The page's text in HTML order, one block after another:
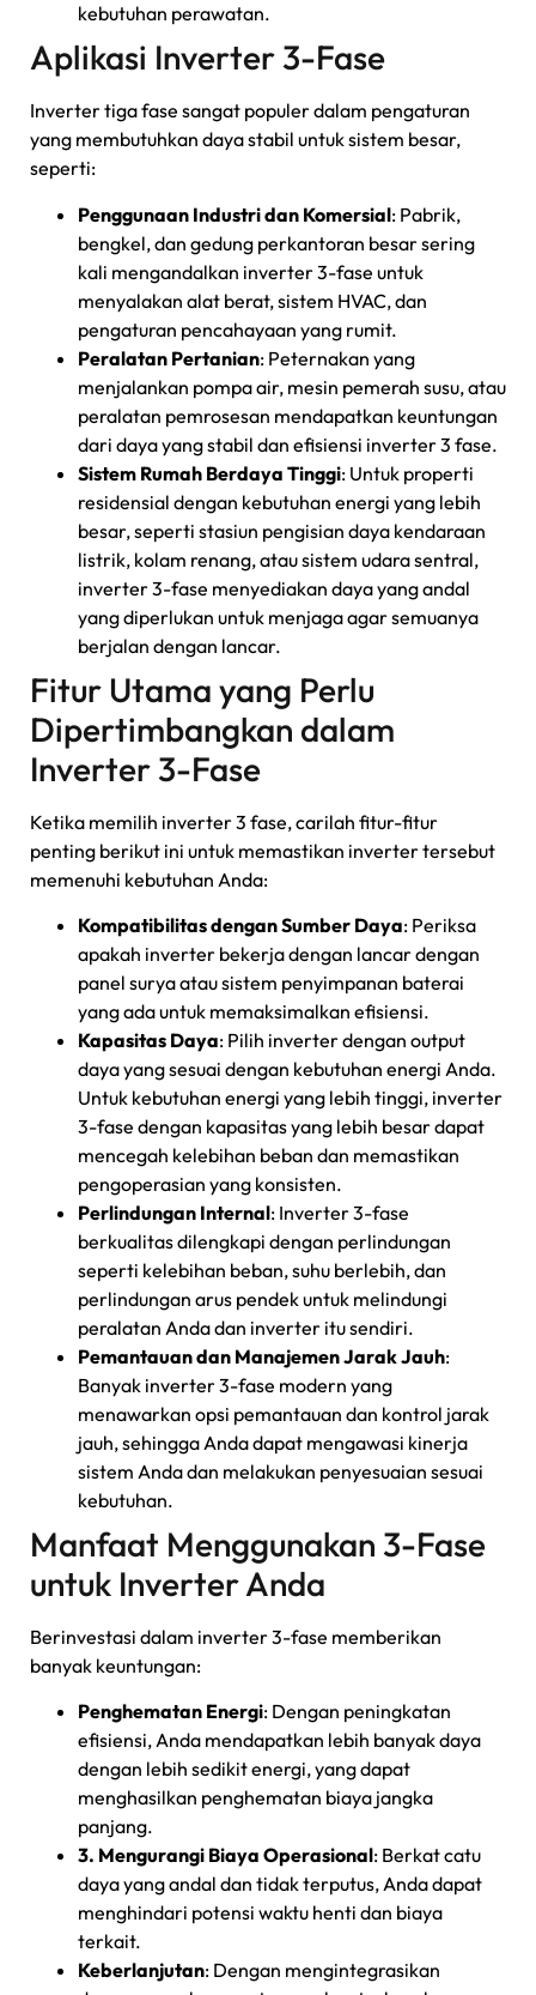
kebutuhan perawatan.
Aplikasi Inverter 3-Fase
Inverter tiga fase sangat populer dalam pengaturan
yang membutuhkan daya stabil untuk sistem besar,
seperti:
Penggunaan Industri dan Komersial: Pabrik,
bengkel, dan gedung perkantoran besar sering
kali mengandalkan inverter 3-fase untuk
menyalakan alat berat, sistem HVAC, dan
pengaturan pencahayaan yang rumit.
Peralatan Pertanian: Peternakan yang
menjalankan pompa air, mesin pemerah susu, atau
peralatan pemrosesan mendapatkan keuntungan
dari daya yang stabil dan efisiensi inverter 3 fase.
Sistem Rumah Berdaya Tinggi: Untuk properti
residensial dengan kebutuhan energi yang lebih
besar, seperti stasiun pengisian daya kendaraan
listrik, kolam renang, atau sistem udara sentral,
inverter 3-fase menyediakan daya yang andal
yang diperlukan untuk menjaga agar semuanya
berjalan dengan lancar.
Fitur Utama yang Perlu
Dipertimbangkan dalam
Inverter 3-Fase
Ketika memilih inverter 3 fase, carilah fitur-fitur
penting berikut ini untuk memastikan inverter tersebut
memenuhi kebutuhan Anda:
Kompatibilitas dengan Sumber Daya: Periksa
apakah inverter bekerja dengan lancar dengan
panel surya atau sistem penyimpanan baterai
yang ada untuk memaksimalkan efisiensi.
Kapasitas Daya: Pilih inverter dengan output
daya yang sesuai dengan kebutuhan energi Anda.
Untuk kebutuhan energi yang lebih tinggi, inverter
3-fase dengan kapasitas yang lebih besar dapat
mencegah kelebihan beban dan memastikan
pengoperasian yang konsisten.
Perlindungan Internal: Inverter 3-fase
berkualitas dilengkapi dengan perlindungan
seperti kelebihan beban, suhu berlebih, dan
perlindungan arus pendek untuk melindungi
peralatan Anda dan inverter itu sendiri.
Pemantauan dan Manajemen Jarak Jauh:
Banyak inverter 3-fase modern yang
menawarkan opsi pemantauan dan kontrol jarak
jauh, sehingga Anda dapat mengawasi kinerja
sistem Anda dan melakukan penyesuaian sesuai
kebutuhan.
Manfaat Menggunakan 3-Fase
untuk Inverter Anda
Berinvestasi dalam inverter 3-fase memberikan
banyak keuntungan:
Penghematan Energi: Dengan peningkatan
efisiensi, Anda mendapatkan lebih banyak daya
dengan lebih sedikit energi, yang dapat
menghasilkan penghematan biaya jangka
panjang.
3. Mengurangi Biaya Operasional: Berkat catu
daya yang andal dan tidak terputus, Anda dapat
menghindari potensi waktu henti dan biaya
terkait.
Keberlanjutan: Dengan mengintegrasikan